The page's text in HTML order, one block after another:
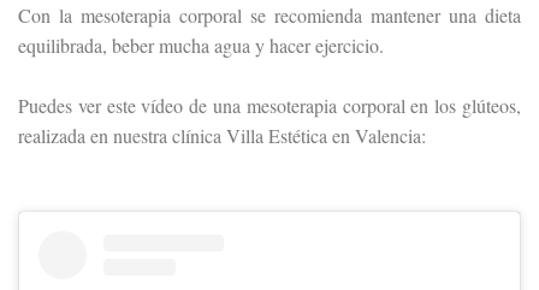
Con la mesoterapia corporal se recomienda mantener una dieta
equilibrada, beber mucha agua y hacer ejercicio.
Puedes ver este vídeo de una mesoterapia corporal en los glúteos,
realizada en nuestra clínica Villa Estética en Valencia: